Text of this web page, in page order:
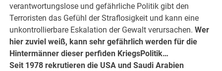
verantwortungslose und gefährliche Politik gibt den
Terroristen das Gefühl der Straflosigkeit und kann eine
unkontrollierbare Eskalation der Gewalt verursachen.Wer
hier zuviel weiß, kann sehr gefährlich werden für die
Hintermänner dieser perfiden KriegsPolitik…
Seit 1978 rekrutieren die USA und Saudi Arabien